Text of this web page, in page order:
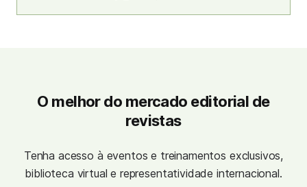
O melhor do mercado editorial de
revistas
Tenha acesso à eventos e treinamentos exclusivos,
biblioteca virtual e representatividade internacional.